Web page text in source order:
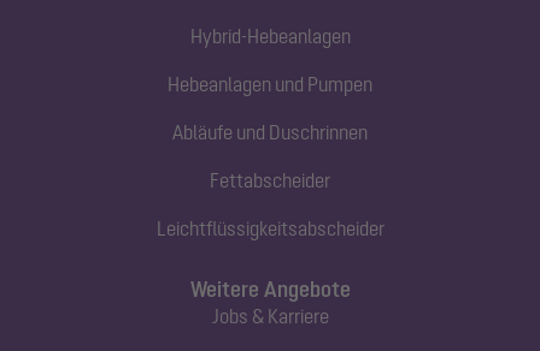
Hybrid-Hebeanlagen
Hebeanlagen und Pumpen
Abläufe und Duschrinnen
Fettabscheider
Leichtflüssigkeitsabscheider
Weitere Angebote
Jobs & Karriere